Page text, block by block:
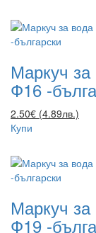
Маркуч за
Ф16 -
2.50€ (4.89лв.)
Купи
Маркуч за
Ф19 -